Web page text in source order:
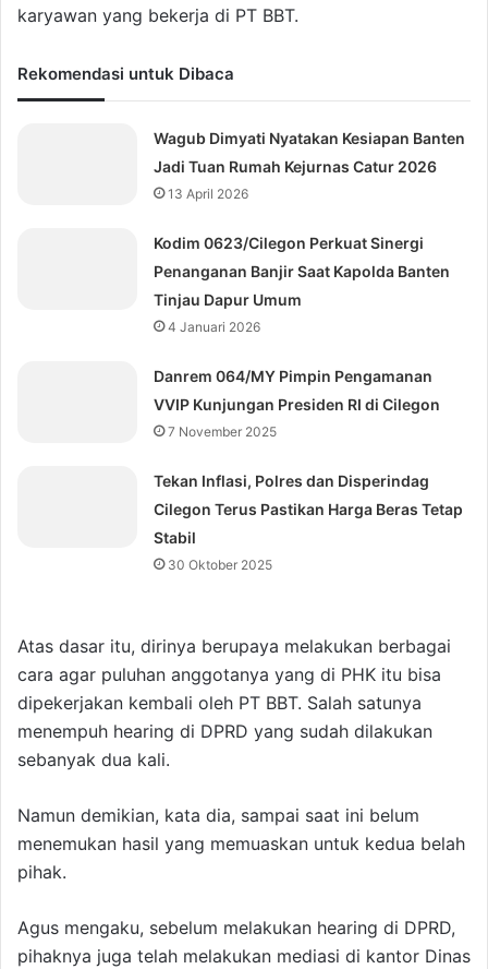
karyawan yang bekerja di PT BBT.
Rekomendasi untuk Dibaca
Wagub Dimyati Nyatakan Kesiapan Banten
Jadi Tuan Rumah Kejurnas Catur 2026
13 April 2026
Kodim 0623/Cilegon Perkuat Sinergi
Penanganan Banjir Saat Kapolda Banten
Tinjau Dapur Umum
4 Januari 2026
Danrem 064/MY Pimpin Pengamanan
VVIP Kunjungan Presiden RI di Cilegon
7 November 2025
‎Tekan Inflasi, Polres dan Disperindag
Cilegon Terus Pastikan Harga Beras Tetap
Stabil
30 Oktober 2025
Atas dasar itu, dirinya berupaya melakukan berbagai
cara agar puluhan anggotanya yang di PHK itu bisa
dipekerjakan kembali oleh PT BBT. Salah satunya
menempuh hearing di DPRD yang sudah dilakukan
sebanyak dua kali.
Namun demikian, kata dia, sampai saat ini belum
menemukan hasil yang memuaskan untuk kedua belah
pihak.
Agus mengaku, sebelum melakukan hearing di DPRD,
pihaknya juga telah melakukan mediasi di kantor Dinas